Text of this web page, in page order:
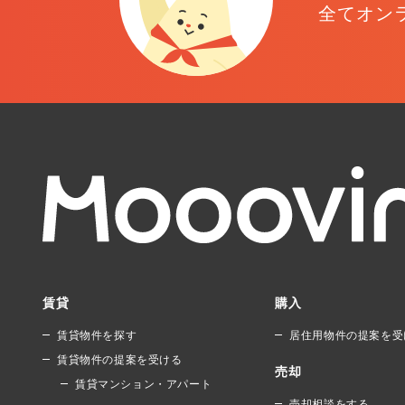
全てオン
賃貸
賃貸物件を探す
賃貸物件の提案を受ける
賃貸マンション・アパート
購入
居住用物件の提案を
売却